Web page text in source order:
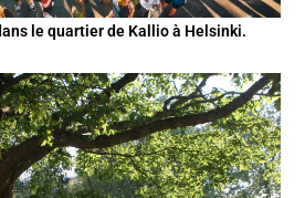
le quartier de Kallio à Helsinki.